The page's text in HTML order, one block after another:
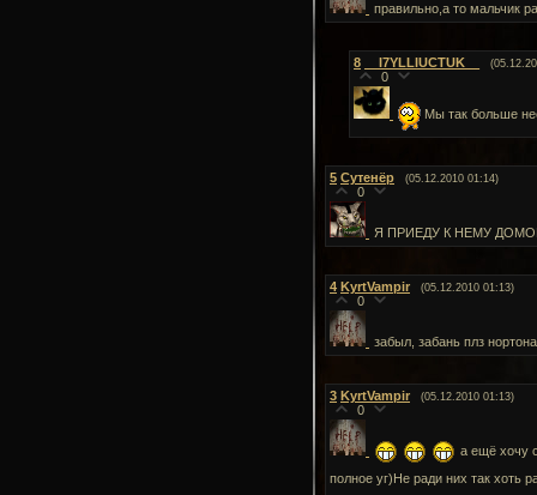
правильно,а то мальчик
8 __I7YLLIUCTUK__
0
Мы так больше
5 Сутенёр (05.12.2010 01:14)
0
Я ПРИЕДУ К НЕМУ
4 KyrtVampir (05.12.2010 01:13)
0
забыл, забань плз
3 KyrtVampir (05.12.2010 01:13)
0
а ещё хочу
полное уг)Не ради них так хоть